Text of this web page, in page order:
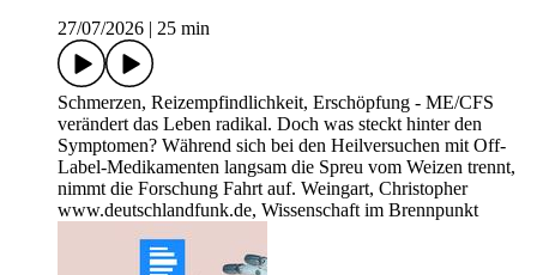
27/07/2026
25 min
Schmerzen, Reizempfindlichkeit, Erschöpfung - ME/CFS
verändert das Leben radikal. Doch was steckt hinter den
Symptomen? Während sich bei den Heilversuchen mit Off-
Label-Medikamenten langsam die Spreu vom Weizen trennt,
nimmt die Forschung Fahrt auf. Weingart, Christopher
www.deutschlandfunk.de, Wissenschaft im Brennpunkt